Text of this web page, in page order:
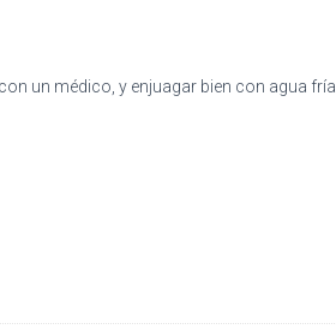
un médico, y enjuagar bien con agua fría.